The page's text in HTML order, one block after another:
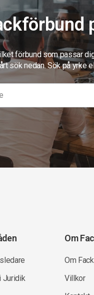
förbund som passar
sök nedan. Sök på yrke
Juridik
Om
Om
Villkor